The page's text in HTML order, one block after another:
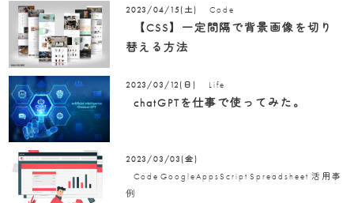
2023/04/15(土) Code
【CSS】一定間隔で背景画像を切り
替える方法
2023/03/12(日) Life
chatGPTを仕事で使ってみた。
2023/03/03(金)
Code GoogleAppsScript Spreadsheet 活用事
例